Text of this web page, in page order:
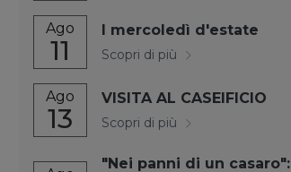
Ago
11
I mercoledì d'estate
Scopri di più
Ago
13
VISITA AL CASEIFICIO
Scopri di più
"Nei panni di un casaro":